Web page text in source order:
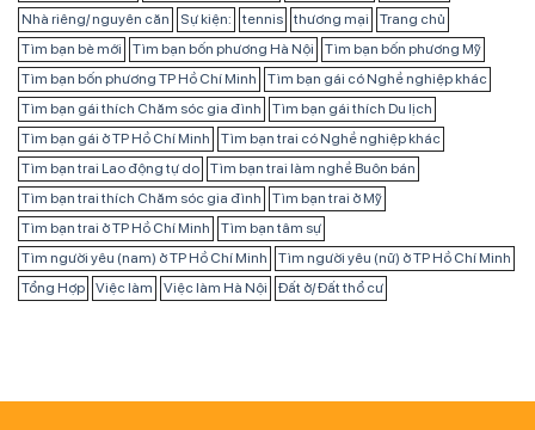
Nhà riêng/ nguyên căn
Sự kiện: tennis thương mại
Trang chủ
Tìm bạn bè mới
Tìm bạn bốn phương Hà Nội
Tìm bạn bốn phương Mỹ
Tìm bạn bốn phương TP Hồ Chí Minh
Tìm bạn gái có Nghề nghiệp khác
Tìm bạn gái thích Chăm sóc gia đình
Tìm bạn gái thích Du lịch
Tìm bạn gái ở TP Hồ Chí Minh
Tìm bạn trai có Nghề nghiệp khác
Tìm bạn trai Lao động tự do
Tìm bạn trai làm nghề Buôn bán
Tìm bạn trai thích Chăm sóc gia đình
Tìm bạn trai ở Mỹ
Tìm bạn trai ở TP Hồ Chí Minh
Tìm bạn tâm sự
Tìm người yêu (nam) ở TP Hồ Chí Minh
Tìm người yêu (nữ) ở TP Hồ Chí Minh
Tổng Hợp
Việc làm Việc làm Hà Nội Đất ở/ Đất thổ cư